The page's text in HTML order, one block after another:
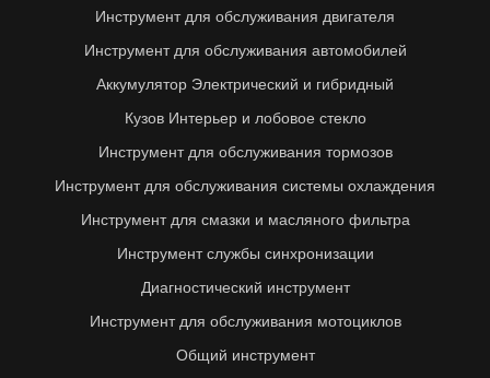
Инструмент для обслуживания двигателя
Инструмент для обслуживания автомобилей
Аккумулятор Электрический и гибридный
Кузов Интерьер и лобовое стекло
Инструмент для обслуживания тормозов
Инструмент для обслуживания системы охлаждения
Инструмент для смазки и масляного фильтра
Инструмент службы синхронизации
Диагностический инструмент
Инструмент для обслуживания мотоциклов
Общий инструмент